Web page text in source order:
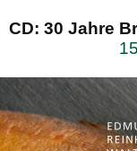
CD: 30 Jahre